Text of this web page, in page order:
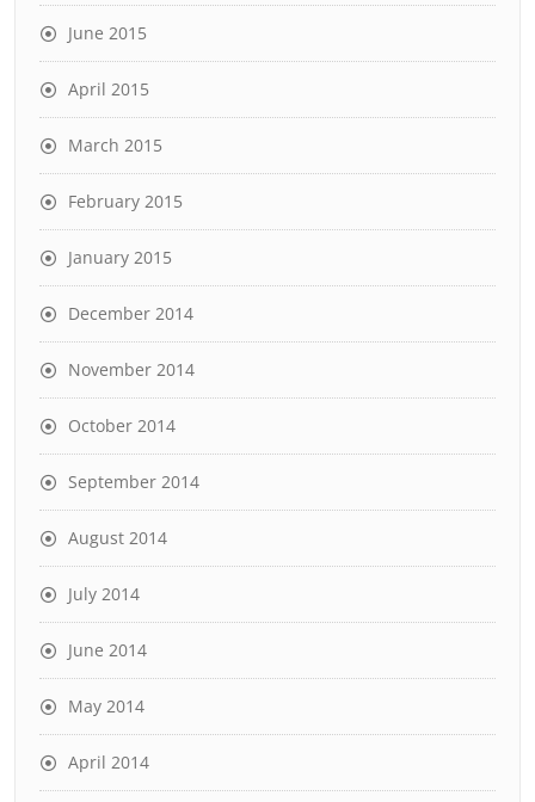
June 2015
April 2015
March 2015
February 2015
January 2015
December 2014
November 2014
October 2014
September 2014
August 2014
July 2014
June 2014
May 2014
April 2014